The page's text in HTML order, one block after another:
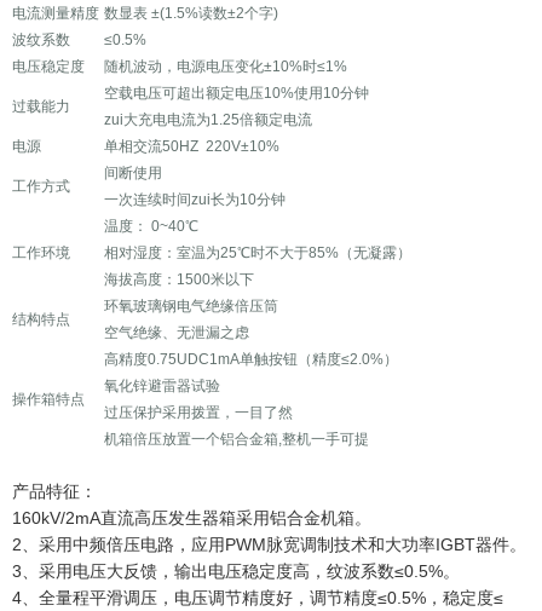
电流测量精度 数显表 ±(1.5%读数±2个字)
波纹系数
≤0.5%
电压稳定度
随机波动，电源电压变化±10%时≤1%
过载能力
空载电压可超出额定电压10%使用10分钟
zui大充电电流为1.25倍额定电流
电源
单相交流50HZ 220V±10%
工作方式
间断使用
一次连续时间zui长为10分钟
工作环境
温度： 0~40℃
相对湿度：室温为25℃时不大于85%（无凝露）
海拔高度：1500米以下
结构特点
环氧玻璃钢电气绝缘倍压筒
空气绝缘、无泄漏之虑
操作箱特点
高精度0.75UDC1mA单触按钮（精度≤2.0%）
氧化锌避雷器试验
过压保护采用拨置，一目了然
机箱倍压放置一个铝合金箱,整机一手可提
产品特征：
160kV/2mA直流高压发生器箱采用铝合金机箱。
2、采用中频倍压电路，应用PWM脉宽调制技术和大功率IGBT器件。
3、采用电压大反馈，输出电压稳定度高，纹波系数≤0.5%。
4、全量程平滑调压，电压调节精度好，调节精度≤0.5%，稳定度≤